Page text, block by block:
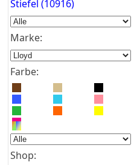
Stiefel (10916)
Marke:
Farbe:
Shop: